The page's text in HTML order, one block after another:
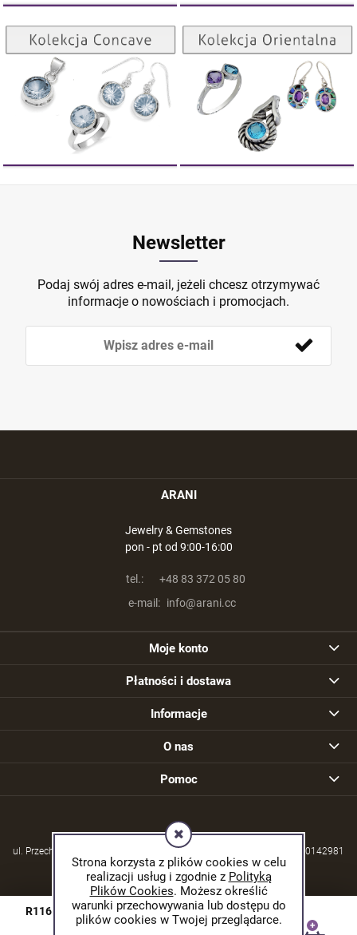
Strona korzysta z plików cookies w celu
realizacji usług i zgodnie z Polityką
Plików Cookies. Możesz określić
warunki przechowywania lub dostępu do
plików cookies w Twojej przeglądarce.
R116- Iolit oponki 5,5mm 460mm
Kolekcja Concave
ZOBACZ
Kolekcja Orientalna
ZOBACZ
Newsletter
Podaj swój adres e-mail, jeżeli chcesz otrzymywać
informacje o nowościach i promocjach.
ARANI
Jewelry & Gemstones
pon - pt od 9:00-16:00
tel.:
+48 83 372 05 80
e-mail: info@arani.cc
Moje konto
Płatności i dostawa
Informacje
O nas
Pomoc
ul. Przechodzisko 39, 21-570 Drelów | NIP: 5380004253 | REGON: 030142981
© 2026 arani.cc. Wszelkie prawa zastrzeżone.